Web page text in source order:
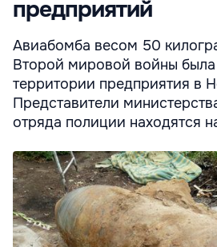
предприятий
Авиабомба весом 50
Второй мировой войны была
территории предприятия в
Представители
отряда полиции находятся